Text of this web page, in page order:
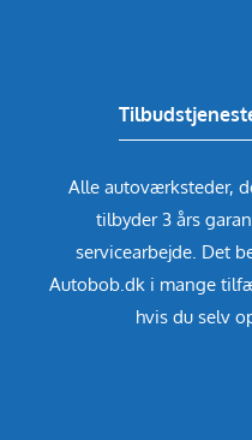
Alle autoværksteder,
tilbyder 3 års
servicearbejde. Det
Autobob.dk i mange
hvis du selv